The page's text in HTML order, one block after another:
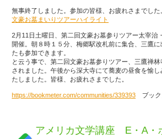
無事終了しました。参加の皆様、お疲れさまでした
文豪お墓まいりツアーハイライト
2月11日土曜日、第二回文豪お墓参りツアー太宰治
開催。朝８時１５分、梅郷駅改札前に集合、三鷹に
たも参加できます。
と云う事で、第二回文豪お墓参りツアー、三鷹禅
されました。午後から深大寺にて蕎麦の昼食を愉し
たしました。皆様、お疲れさまでした。
https://bookmeter.com/communities/339393 ブック
アメリカ文学講座 E・A・